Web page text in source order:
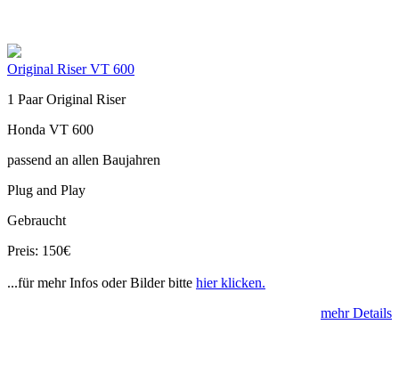
Original Riser VT 600
1 Paar Original Riser
Honda VT 600
passend an allen Baujahren
Plug and Play
Gebraucht
Preis: 150€
...für mehr Infos oder Bilder bitte hier klicken.
mehr Details